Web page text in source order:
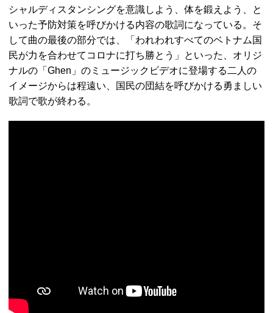
シャルディスタンシングを意識しよう、体を鍛えよう、と
いった予防対策を呼びかける内容の歌詞になっている。そ
して曲の最後の部分では、「われわれすべてのベトナム国
民が力を合わせてコロナに打ち勝とう」といった、オリジ
ナルの「Ghen」のミュージックビデオに登場する二人の
イメージからは程遠い、国民の団結を呼びかける勇ましい
歌詞で歌が終わる。